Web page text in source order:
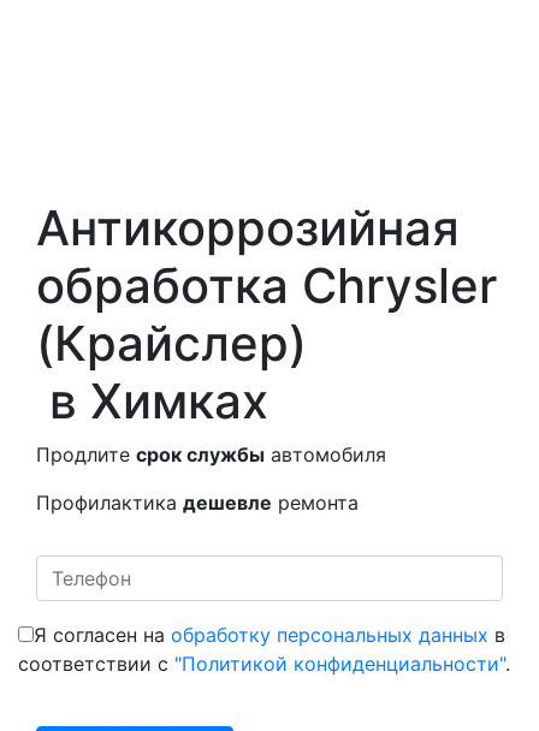
Антикоррозийная
обработка Chrysler
(Крайслер)
в Химках
Продлите срок службы автомобиля
Профилактика дешевле ремонта
Я согласен на обработку персональных данных в
соответствии с "Политикой конфиденциальности".